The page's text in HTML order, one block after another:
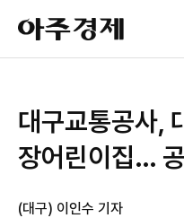
아
주
경
대구교통공사,
장어린이집…
(대구) 이인수 기자